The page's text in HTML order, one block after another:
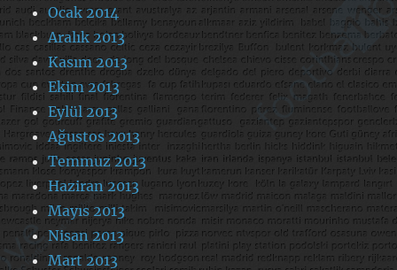
Ocak 2014
Aralık 2013
Kasım 2013
Ekim 2013
Eylül 2013
Ağustos 2013
Temmuz 2013
Haziran 2013
Mayıs 2013
Nisan 2013
Mart 2013